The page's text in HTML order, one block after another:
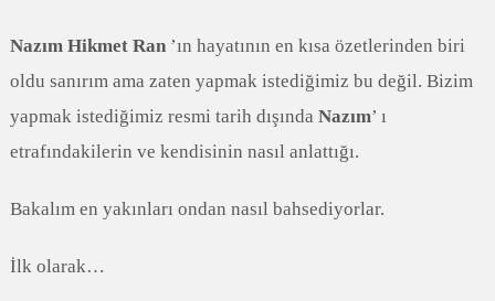
Nazım Hikmet Ran ’ın hayatının en kısa özetlerinden biri
oldu sanırım ama zaten yapmak istediğimiz bu değil. Bizim
yapmak istediğimiz resmi tarih dışında Nazım’ ı
etrafındakilerin ve kendisinin nasıl anlattığı.
Bakalım en yakınları ondan nasıl bahsediyorlar.
İlk olarak…